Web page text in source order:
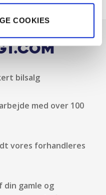
COOKIES
bilsalg
med over 100
vores forhandleres
din gamle og